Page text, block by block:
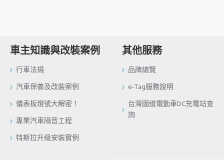
車主知識與改裝案例
行車法規
汽車保養及改裝案例
儀表板燈號大解密！
專業汽車隔音工程
特斯拉升級安裝實例
其他服務
品牌總覽
e-Tag服務說明
台灣國道電動車DC充電站查
詢